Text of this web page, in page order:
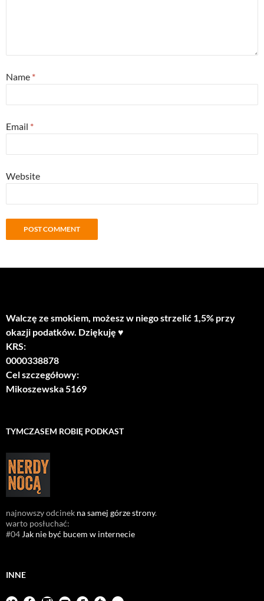
Name *
Email *
Website
Walczę ze smokiem, możesz w niego strzelić 1,5% przy
okazji podatków. Dziękuję ♥
KRS:
0000338878
Cel szczegółowy:
Mikoszewska 5169
TYMCZASEM ROBIĘ PODKAST
najnowszy odcinek na samej górze strony.
warto posłuchać:
#04Jak nie być bucem w internecie
INNE